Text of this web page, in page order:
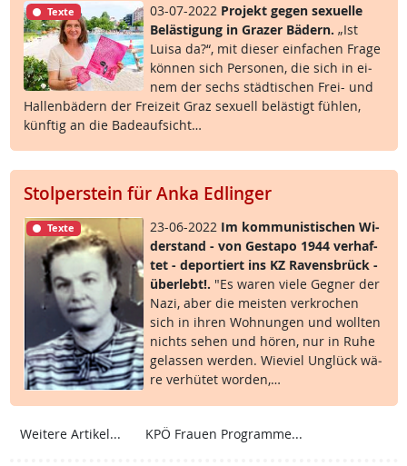
Texte 03-07-2022 Pro­jekt ge­gen se­xu­el­le
Be­läs­t­i­gung in Gra­zer Bä­d­ern. „Ist
Lui­sa da?“, mit die­ser ein­fa­chen Fra­ge
kön­nen sich Per­so­nen, die sich in ei­
nem der sechs städ­ti­schen Frei- und
Hal­len­bä­d­ern der Frei­zeit Graz se­xu­ell be­läs­t­igt füh­len,
künf­tig an die Ba­de­auf­sicht…
Stolperstein für Anka Edlinger
Texte 23-06-2022 Im kom­mu­nis­ti­schen Wi­
der­stand - von Ge­sta­po 1944 ver­haf­
tet - de­por­tiert ins KZ Ra­vens­brück -
über­lebt!. "Es wa­ren vie­le Geg­ner der
Na­zi, aber die meis­ten ver­kro­chen
sich in ih­ren Woh­nun­gen und woll­ten
nichts se­hen und hö­ren, nur in Ru­he
ge­las­sen wer­den. Wie­viel Un­glück wä­
re ver­hü­tet wor­den,…
Weitere Artikel... KPÖ Frauen Programme...